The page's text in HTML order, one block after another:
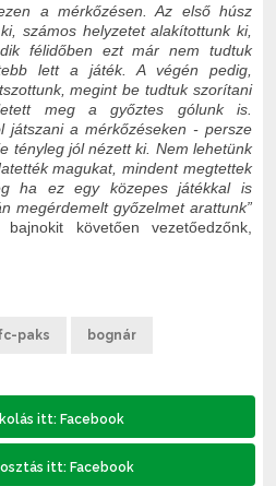
a mérkőzésen. Az első húsz
számos helyzetet alakítottunk ki,
félidőben ezt már nem tudtuk
lett a játék. A végén pedig,
megint be tudtuk szorítani
meg a győztes gólunk is.
játszani a mérkőzéseken - persze
tényleg jól nézett ki. Nem lehetünk
magukat, mindent megtettek
ha ez egy közepes játékkal is
megérdemelt győzelmet arattunk”
követően vezetőedzőnk,
paks bognár